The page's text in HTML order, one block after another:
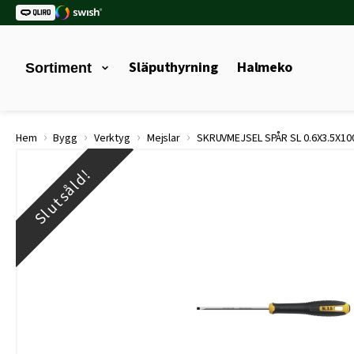
Sortiment Släputhyrning Halmeko
Hem › Bygg › Verktyg › Mejslar › SKRUVMEJSEL SPÅR SL
Slutsåld!